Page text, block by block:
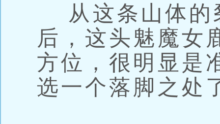
从这条山体的
后，这头魅魔女
方位，很明显是
选一个落脚之处